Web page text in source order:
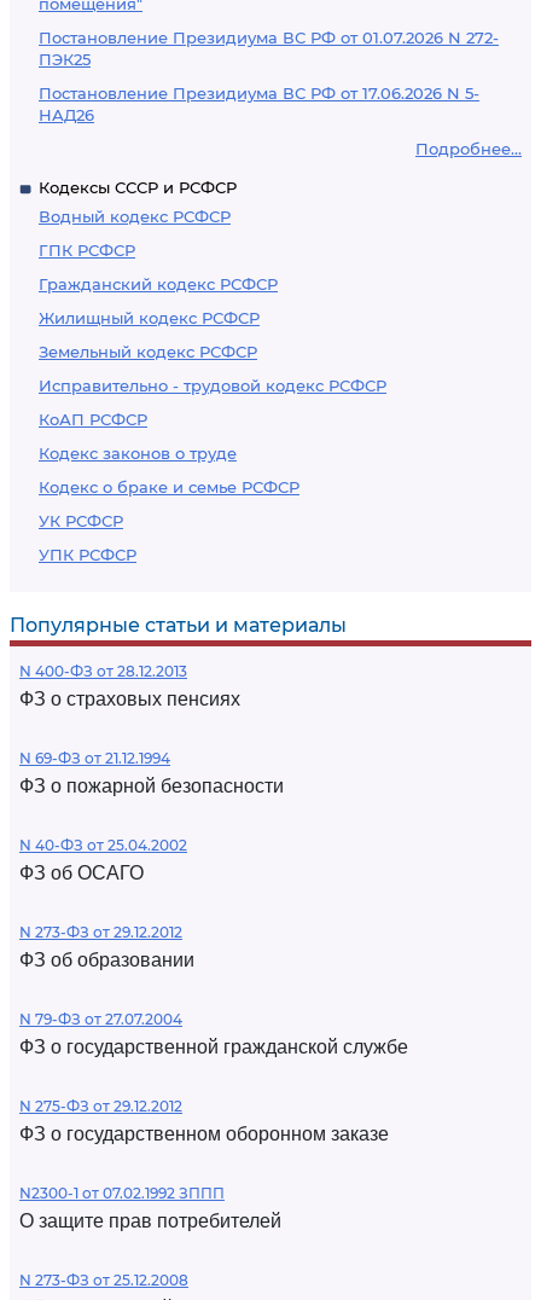
Постановление Президиума ВС РФ от 01.07.2026 N 272-
ПЭК25
Постановление Президиума ВС РФ от 17.06.2026 N 5-
НАД26
Подробнее...
Кодексы СССР и РСФСР
Водный кодекс РСФСР
ГПК РСФСР
Гражданский кодекс РСФСР
Жилищный кодекс РСФСР
Земельный кодекс РСФСР
Исправительно - трудовой кодекс РСФСР
КоАП РСФСР
Кодекс законов о труде
Кодекс о браке и семье РСФСР
УК РСФСР
УПК РСФСР
Популярные статьи и материалы
N 400-ФЗ от 28.12.2013
ФЗ о страховых пенсиях
N 69-ФЗ от 21.12.1994
ФЗ о пожарной безопасности
N 40-ФЗ от 25.04.2002
ФЗ об ОСАГО
N 273-ФЗ от 29.12.2012
ФЗ об образовании
N 79-ФЗ от 27.07.2004
ФЗ о государственной гражданской службе
N 275-ФЗ от 29.12.2012
ФЗ о государственном оборонном заказе
N2300-1 от 07.02.1992 ЗППП
О защите прав потребителей
N 273-ФЗ от 25.12.2008